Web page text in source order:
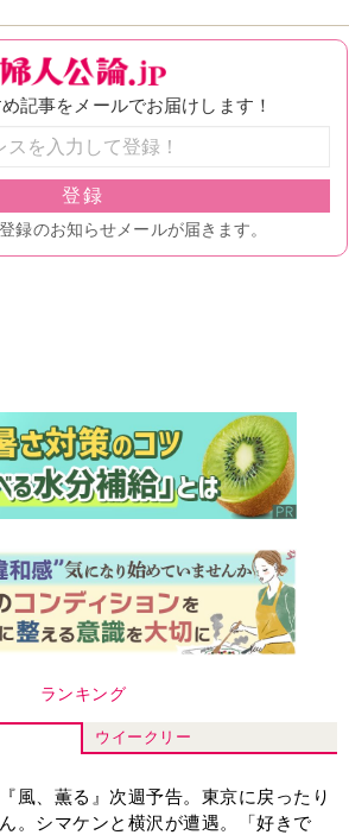
ランキング
ウイークリー
『風、薫る』次週予告。東京に戻ったり
ん。シマケンと横沢が遭遇。「好きで